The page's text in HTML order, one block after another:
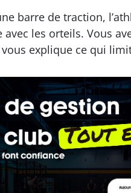
barre de traction,
les orteils. Vous
explique ce qui